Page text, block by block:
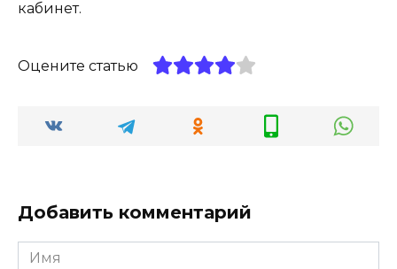
кабинет.
Оцените статью
Добавить комментарий
Имя